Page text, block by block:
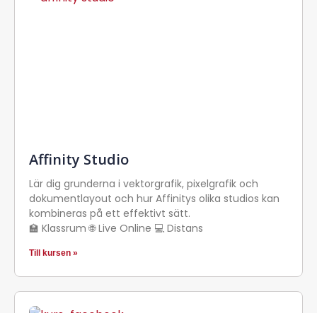
Affinity Studio
Lär dig grunderna i vektorgrafik, pixelgrafik och
dokumentlayout och hur Affinitys olika studios kan
kombineras på ett effektivt sätt.
🏫 Klassrum 🌐 Live Online 💻 Distans
Till kursen »